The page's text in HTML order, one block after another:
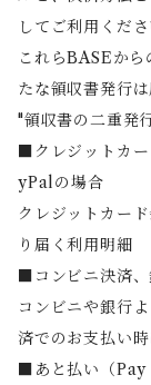
してご利用くださ
これらBASEか
たな領収書発行
"領収書の二重発
■クレジットカ
yPalの場合
クレジットカー
り届く利用明細
■コンビニ決済
コンビニや銀行
済でのお支払い
■あと払い（Pay